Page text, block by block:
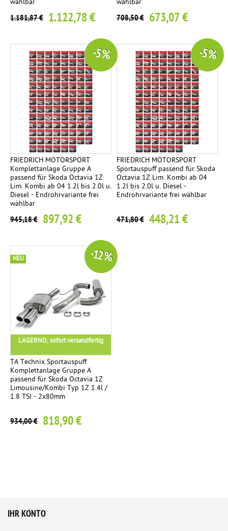
wählbar
1.181,87 € 1.122,78 €
wählbar
708,50 € 673,07 €
FRIEDRICH MOTORSPORT
Komplettanlage Gruppe A
passend für Skoda Octavia 1Z
Lim. Kombi ab 04 1.2l bis 2.0l u.
Diesel - Endrohrvariante frei
wählbar
945,18 € 897,92 €
-5 %
FRIEDRICH MOTORSPORT
Sportauspuff passend für Skoda
Octavia 1Z Lim. Kombi ab 04
1.2l bis 2.0l u. Diesel -
Endrohrvariante frei wählbar
471,80 € 448,21 €
-5 %
LAGERND, sofort versandfertig
TA Technix Sportauspuff
Komplettanlage Gruppe A
passend für Skoda Octavia 1Z
Limousine/Kombi Typ 1Z 1.4l /
1.8 TSI - 2x80mm
934,00 € 818,90 €
-12 %
NEU
IHR KONTO